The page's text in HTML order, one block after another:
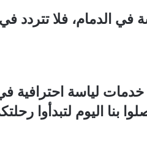
الدمام، فلا تتردد
لياسة احترافية في
بنا اليوم لتبدأوا